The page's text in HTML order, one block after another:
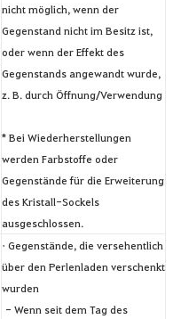
nicht möglich, wenn der
Gegenstand nicht im Besitz ist,
oder wenn der Effekt des
Gegenstands angewandt wurde,
z. B. durch Öffnung/Verwendung
* Bei Wiederherstellungen
werden Farbstoffe oder
Gegenstände für die Erweiterung
des Kristall-Sockels
ausgeschlossen.
• Gegenstände, die versehentlich
über den Perlenladen verschenkt
wurden
- Wenn seit dem Tag des